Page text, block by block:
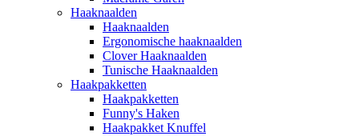
Haaknaalden
Haaknaalden
Ergonomische haaknaalden
Clover Haaknaalden
Tunische Haaknaalden
Haakpakketten
Haakpakketten
Funny's Haken
Haakpakket Knuffel